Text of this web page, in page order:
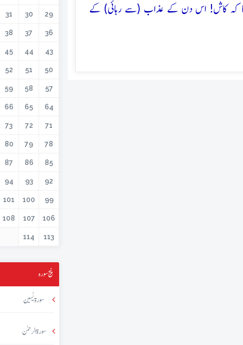
گا کہ کاش! اس دن کے عذاب (سے رہائی) کے
29
30
31
36
37
38
43
44
45
50
51
52
57
58
59
64
65
66
71
72
73
78
79
80
85
86
87
92
93
94
99
100
101
106
107
108
113
114
پنج سورہ
سورۃ یٰسین
سورۃ الرحمٰن